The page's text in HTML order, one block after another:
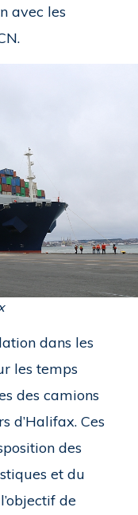
avec les
dans les
les temps
des camions
d’Halifax. Ces
des
et du
de